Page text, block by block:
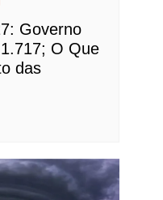
Governo
O Que
das